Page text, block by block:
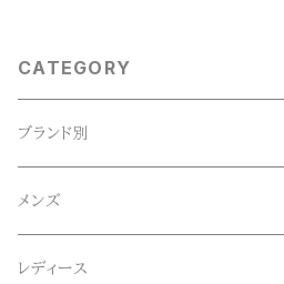
CATEGORY
ブランド別
ACE SNKR(エーススニーカー)
Anapau,Seaing,ANAPAU UG
メンズ
トップス
レディース